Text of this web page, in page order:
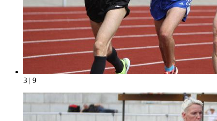
3 | 9